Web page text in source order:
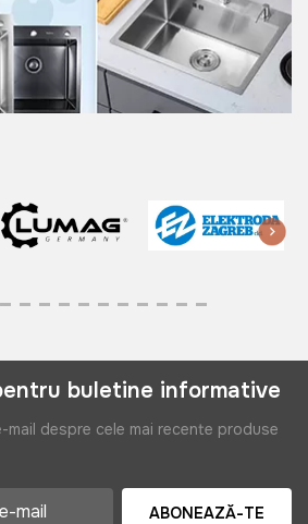
buletine informative
mail despre cele mai recente produse
ABONEAZĂ-TE